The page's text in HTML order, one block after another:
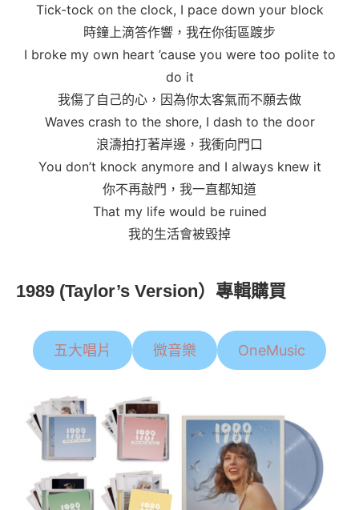
Tick-tock on the clock, I pace down your block
時鐘上滴答作響，我在你街區踱步
I broke my own heart ’cause you were too polite to
do it
我傷了自己的心，因為你太客氣而不願去做
Waves crash to the shore, I dash to the door
浪濤拍打著岸邊，我衝向門口
You don’t knock anymore and I always knew it
你不再敲門，我一直都知道
That my life would be ruined
我的生活會被毀掉
1989 (Taylor’s Version）專輯購買
五大唱片 微音樂 OneMusic